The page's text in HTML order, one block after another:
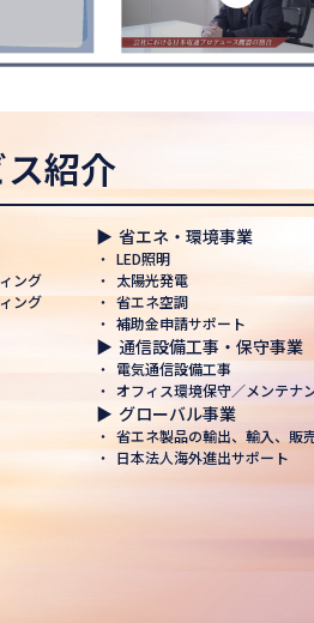
紹介
ング
ング
▶ 省エネ・環境事業
・ LED照明
・ 太陽光発電
・ 省エネ空調
・ 補助金申請サポート
▶ 通信設備工事・保守事業
・ 電気通信設備工事
・ オフィス環境保守／メンテナ
▶ グローバル事業
・ 省エネ製品の輸出、輸入、販
・ 日本法人海外進出サポート